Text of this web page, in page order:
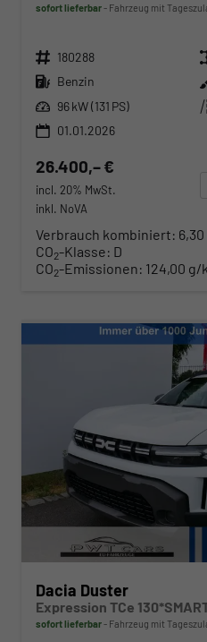
sofort lieferbar Fahrzeug mit
Fahrzeugnr. 180288
Kraftstoff Benzin
Leistung 96 kW (131 PS)
01.01.2026
26.400,– €
incl. 20% MwSt.
inkl. NoVA
Verbrauch kombiniert:
CO2-Klasse: D
CO2-Emissionen: 124,00 g/
Dacia Duster
sofort lieferbar Fahrzeug mit